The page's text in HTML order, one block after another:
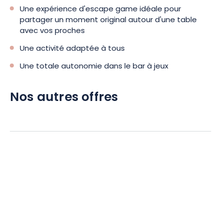
Une expérience d'escape game idéale pour
partager un moment original autour d'une table
avec vos proches
Une activité adaptée à tous
Une totale autonomie dans le bar à jeux
Nos autres offres